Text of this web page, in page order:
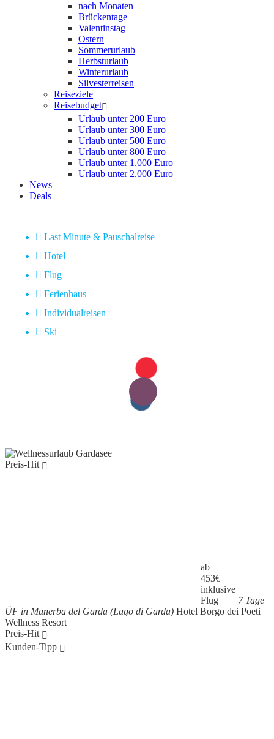
nach Monaten
Brückentage
Valentinstag
Ostern
Sommerurlaub
Herbsturlaub
Winterurlaub
Silvesterreisen
Reiseziele
Reisebudget
Urlaub unter 200 Euro
Urlaub unter 300 Euro
Urlaub unter 500 Euro
Urlaub unter 800 Euro
Urlaub unter 1.000 Euro
Urlaub unter 2.000 Euro
News
Deals
Last Minute & Pauschalreise
Hotel
Flug
Ferienhaus
Individualreisen
Ski
Preis-Hit
ab
453€
inklusive
Flug
7 Tage
ÜF in Manerba del Garda (Lago di Garda) Hotel Borgo dei Poeti
Wellness Resort
Preis-Hit
Kunden-Tipp